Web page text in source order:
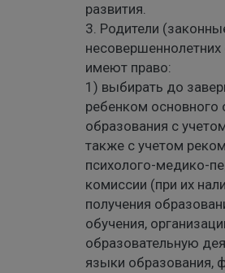
развития.
3. Родители
имеют право:
1) выбирать до
ребенком основного
образования с
также с учетом
психолого-медико-
комиссии (при их
получения
обучения,
образовательную
языки образования,